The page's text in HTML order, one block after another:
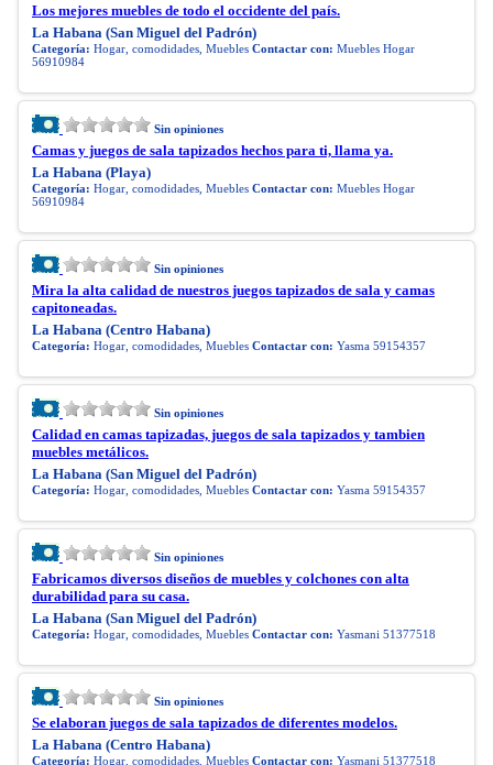
Los mejores muebles de todo el occidente del país.
La Habana (San Miguel del Padrón)
Categoría: Hogar, comodidades, Muebles Contactar con: Muebles Hogar
56910984
Sin opiniones
Camas y juegos de sala tapizados hechos para ti, llama ya.
La Habana (Playa)
Categoría: Hogar, comodidades, Muebles Contactar con: Muebles Hogar
56910984
Sin opiniones
Mira la alta calidad de nuestros juegos tapizados de sala y camas
capitoneadas.
La Habana (Centro Habana)
Categoría: Hogar, comodidades, Muebles Contactar con: Yasma 59154357
Sin opiniones
Calidad en camas tapizadas, juegos de sala tapizados y tambien
muebles metálicos.
La Habana (San Miguel del Padrón)
Categoría: Hogar, comodidades, Muebles Contactar con: Yasma 59154357
Sin opiniones
Fabricamos diversos diseños de muebles y colchones con alta
durabilidad para su casa.
La Habana (San Miguel del Padrón)
Categoría: Hogar, comodidades, Muebles Contactar con: Yasmani 51377518
Sin opiniones
Se elaboran juegos de sala tapizados de diferentes modelos.
La Habana (Centro Habana)
Categoría: Hogar, comodidades, Muebles Contactar con: Yasmani 51377518